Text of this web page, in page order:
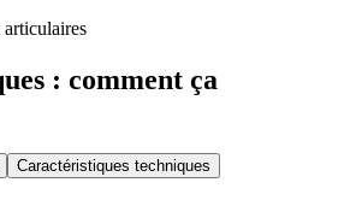
articulaires
: comment ça
Caractéristiques techniques